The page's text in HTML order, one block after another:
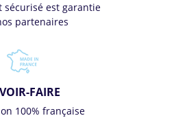
sécurisé est garantie
partenaires
FAIRE
100% française